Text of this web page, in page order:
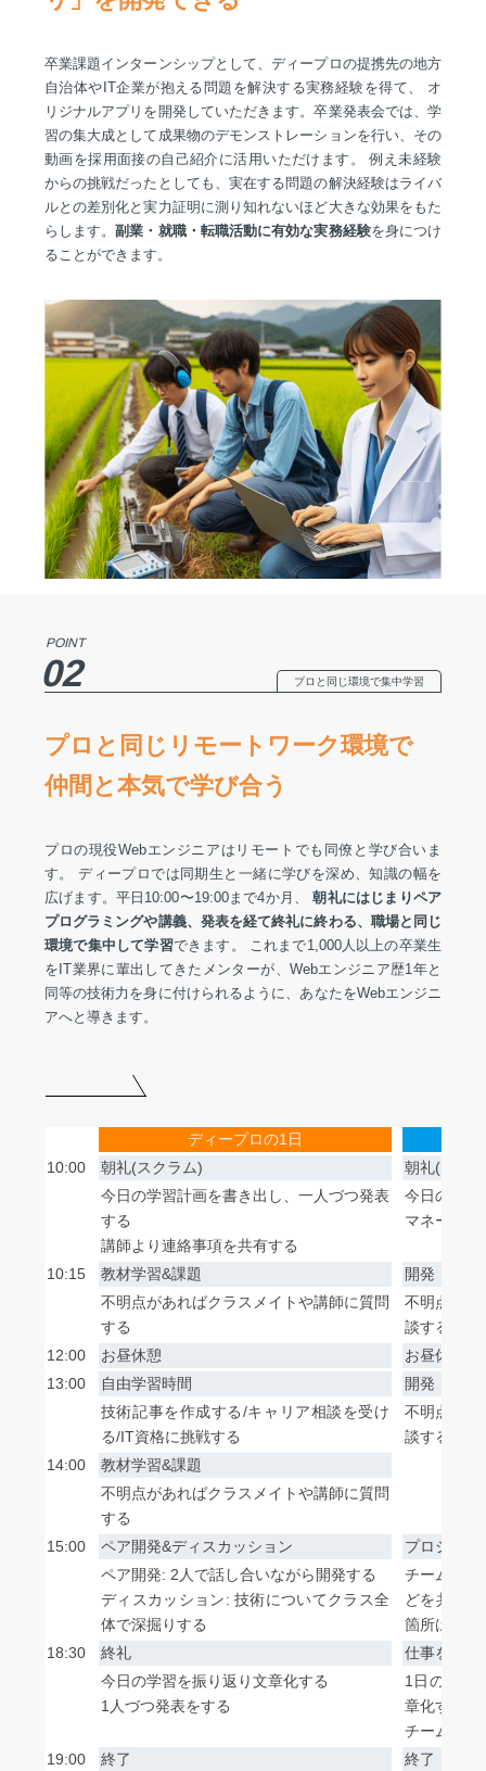
卒業課題インターンシップとして、ディープロの提携先の地方
自治体やIT企業が抱える問題を解決する実務経験を得て、 オ
リジナルアプリを開発していただきます。卒業発表会では、学
習の集大成として成果物のデモンストレーションを行い、その
動画を採用面接の自己紹介に活用いただけます。 例え未経験
からの挑戦だったとしても、実在する問題の解決経験はライバ
ルとの差別化と実力証明に測り知れないほど大きな効果をもた
らします。副業・就職・転職活動に有効な実務経験を身につけ
ることができます。
POINT
02 プロと同じ環境で集中学習
プロと同じリモートワーク環境で
仲間と本気で学び合う
プロの現役Webエンジニアはリモートでも同僚と学び合いま
す。 ディープロでは同期生と一緒に学びを深め、知識の幅を
広げます。平日10:00〜19:00まで4か月、朝礼にはじまりペア
プログラミングや講義、発表を経て終礼に終わる、職場と同じ
環境で集中して学習できます。 これまで1,000人以上の卒業生
をIT業界に輩出してきたメンターが、Webエンジニア歴1年と
同等の技術力を身に付けられるように、あなたをWebエンジニ
アへと導きます。
ディープロの1日
10:00
朝礼(スクラム)
朝礼(スク
今日の学習計画を書き出し、一人づつ発表
する
講師より連絡事項を共有する
今日の開発
マネージャ
10:15 教材学習&課題
開発
不明点があればクラスメイトや講師に質問
する
不明点があ
談する
12:00
お昼休憩
お昼休憩
13:00
自由学習時間
開発
技術記事を作成する/キャリア相談を受け
る/IT資格に挑戦する
不明点があ
談する
14:00
教材学習&課題
不明点があればクラスメイトや講師に質問
する
15:00
ペア開発&ディスカッション
プロジェク
ペア開発: 2人で話し合いながら開発する
ディスカッション: 技術についてクラス全
体で深掘りする
チーム内で
どを共有
箇所はチー
18:30
終礼
仕事をまと
今日の学習を振り返り文章化する
1人づつ発表をする
1日の開発
章化する
チームメン
19:00
終了 終了